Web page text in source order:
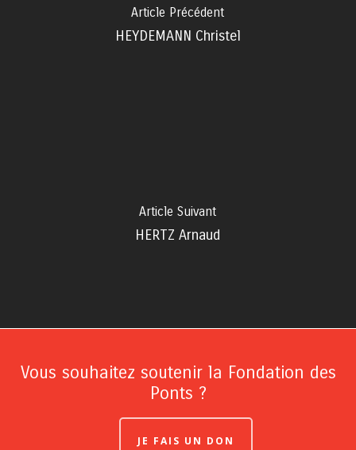
Article Précédent
HEYDEMANN Christel
Article Suivant
HERTZ Arnaud
Vous souhaitez soutenir la Fondation des
Ponts ?
JE FAIS UN DON